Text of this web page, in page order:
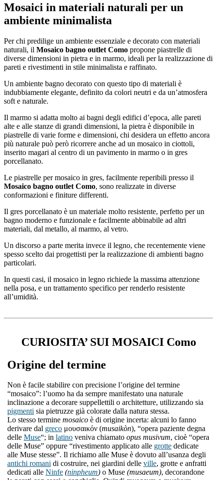
Mosaici in materiali naturali per un
ambiente minimalista
Per chi predilige un ambiente essenziale e decorato con materiali
naturali, il Mosaico bagno outlet Como propone piastrelle di
diverse dimensioni in pietra e in marmo, ideali per la realizzazione di
pareti e rivestimenti in stile minimalista e raffinato.
Un ambiente bagno decorato con questo tipo di materiali è
indubbiamente elegante, definito da colori neutri e da un’atmosfera
soft e naturale.
Il marmo si adatta molto ai bagni degli edifici d’epoca, alle pareti
alte e alle stanze di grandi dimensioni, la pietra è disponibile in
piastrelle di varie forme e dimensioni, chi desidera un effetto ancora
più naturale può però ricorrere anche ad un mosaico in ciottoli,
inserito magari al centro di un pavimento in marmo o in gres
porcellanato.
Le piastrelle per mosaico in gres, facilmente reperibili presso il
Mosaico bagno outlet Como, sono realizzate in diverse
conformazioni e finiture differenti.
Il gres porcellanato è un materiale molto resistente, perfetto per un
bagno moderno e funzionale e facilmente abbinabile ad altri
materiali, dal metallo, al marmo, al vetro.
Un discorso a parte merita invece il legno, che recentemente viene
spesso scelto dai progettisti per la realizzazione di ambienti bagno
particolari.
In questi casi, il mosaico in legno richiede la massima attenzione
nella posa, e un trattamento specifico per renderlo resistente
all’umidità.
CURIOSITA’ SUI MOSAICI Como
Origine del termine
Non è facile stabilire con precisione l’origine del termine
“mosaico”: l’uomo ha da sempre manifestato una naturale
inclinazione a decorare suppellettili o architetture, utilizzando sia
pigmenti sia pietruzze già colorate dalla natura stessa.
Lo stesso termine mosaico è di origine incerta: alcuni lo fanno
derivare dal greco μουσαικόν (musaikòn), “opera paziente degna
delle Muse“; in latino veniva chiamato opus musivum, cioè “opera
delle Muse” oppure “rivestimento applicato alle grotte dedicate
alle Muse stesse”. Il richiamo alle Muse è dovuto all’usanza degli
antichi romani di costruire, nei giardini delle ville, grotte e anfratti
dedicati alle Ninfe (ninpheum) o Muse (musaeum), decorandone